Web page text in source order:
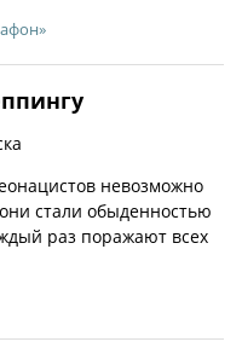
невозможно
стали обыденностью
раз поражают всех